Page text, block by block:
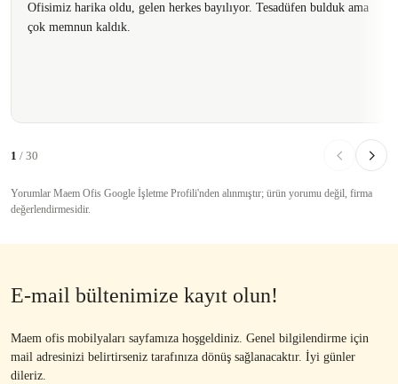
Ofisimiz harika oldu, gelen herkes bayılıyor. Tesadüfen bulduk ama
çok memnun kaldık.
1 / 30
Yorumlar Maem Ofis Google İşletme Profili'nden alınmıştır; ürün yorumu değil, firma
değerlendirmesidir.
E-mail bültenimize kayıt olun!
Maem ofis mobilyaları sayfamıza hoşgeldiniz. Genel bilgilendirme için
mail adresinizi belirtirseniz tarafınıza dönüş sağlanacaktır. İyi günler
dileriz.